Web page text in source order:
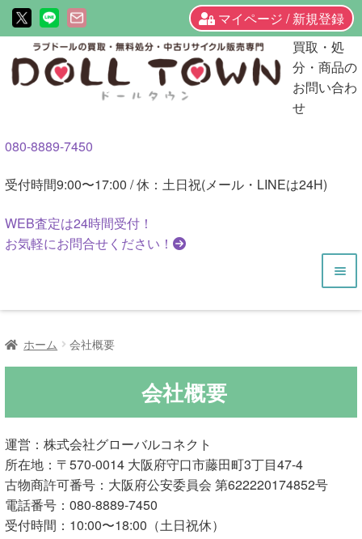
マイページ / 新規登録
ビ
ゲ
ョ
へ
キ
ッ
ン
テ
へ
キ
プ
買取・処
分・商品の
お問い合わ
せ
080-8889-7450
受付時間9:00〜17:00 / 休：土日祝(メール・LINEは24H)
WEB査定は24時間受付！
お気軽にお問合せください！
HOME
商品一覧
ラブドール買取・処分
無料引き取り
よくあるご質問
ホーム 会社概要
会社概要
運営：株式会社グローバルコネクト
所在地：〒570-0014 大阪府守口市藤田町3丁目47-4
古物商許可番号：大阪府公安委員会 第622220174852号
電話番号：080-8889-7450
受付時間：10:00〜18:00（土日祝休）